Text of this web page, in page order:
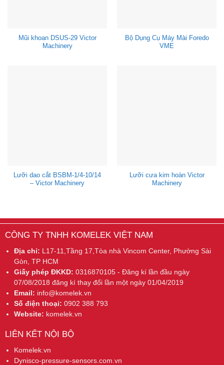
Mũi khoan DSUS-29 Victor
Machinery
Bộ Dụng Cụ Máy Mài Foredo
VME
Lưỡi dao cắt BSBM-1/4-10/14
– Victor Machinery
Lưỡi cưa kim hoàn Victor
Machinery
CÔNG TY TNHH KOMELEK VIỆT NAM
Địa chỉ: L17-11,Tầng 17,Tòa nhà Vincom Center, Phường Sài
Gòn, TP HCM
Giấy phép ĐKKD: 0316870105 - Đăng kí lần đầu ngày
07/08/2018 đăng kí thay đổi lần một ngày 01/04/2019
Email: info@komelek.vn
Số điện thoại: 0902 388 793
Website: komelek.vn
LIÊN KẾT NỘI BỘ
Komelek.vn
Dynisco-pressure-sensors.com.vn